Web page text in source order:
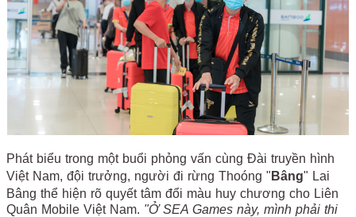
Phát biểu trong một buổi phỏng vấn cùng Đài truyền hình
Việt Nam, đội trưởng, người đi rừng Thoóng " Bâng" Lai
Bâng thể hiện rõ quyết tâm đổi màu huy chương cho Liên
Quân Mobile Việt Nam. "Ở SEA Games này, mình phải thi